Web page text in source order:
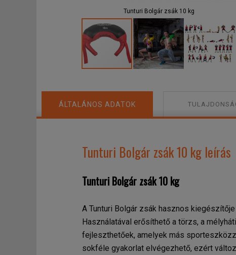
Tunturi Bolgár zsák 10 kg
ÁLTALÁNOS ADATOK
Tunturi Bolgár zsák 10 kg leírás
Tunturi Bolgár zsák 10 kg
A Tunturi Bolgár zsák hasznos
Használatával erősíthető a törzs, a
fejleszthetőek, amelyek más
sokféle gyakorlat elvégezhető, ezért